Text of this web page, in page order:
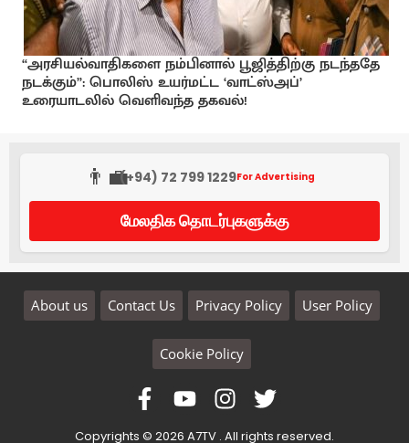
“அரசியல்வாதிகளை நம்பினால் பூஜித்திற்கு நடந்ததே
நடக்கும்”: பொலிஸ் உயர்மட்ட ‘வாட்ஸ்அப்’
உரையாடலில் வெளிவந்த தகவல்!
👨‍💼(+94) 72 799 1229For Advertising
மேலதிக தொடர்புகளுக்கு
About us Contact Us Privacy Policy User Policy
Cookie Policy
Copyrights © 2026 A7TV . All rights reserved.